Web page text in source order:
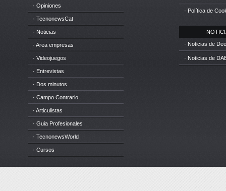
· Opiniones
· TecnonewsCat
· Noticias
· Area empresas
· Videojuegos
· Entrevistas
· Dos minutos
· Campo Contrario
· Articulistas
· Guia Profesionales
· TecnonewsWorld
· Cursos
· Política de
· Noticias de
· Noticias de